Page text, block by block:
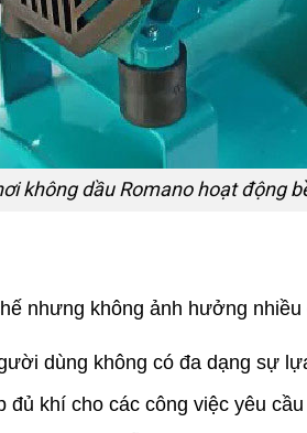
không dầu Romano hoạt động
nhưng không ảnh hưởng
dùng không có đa dạng sự
khí cho các công việc yêu